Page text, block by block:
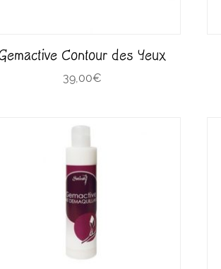
Contour des Yeux
39,00€